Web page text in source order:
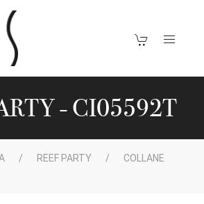
- CI05592T
REEF PARTY
COLLANE